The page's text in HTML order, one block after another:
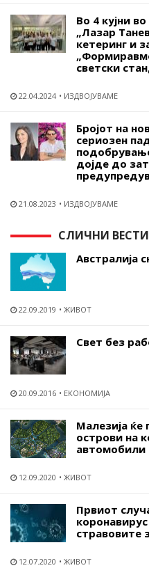
Во 4 кујни
„Лазар
кетеринг и
светски
22.04.2024 ИЗДВОЈУВАМЕ
Бројот на
сериозен
дојде до
21.08.2023 ИЗДВОЈУВАМЕ
СЛИЧНИ ВЕСТИ
Австралија
22.09.2019 ЖИВОТ
Свет без
20.09.2016 ЕКОНОМИЈА
Малезија ќе
острови на
автомобили
12.09.2020 ЖИВОТ
Првиот
стравовите
12.07.2020 ЖИВОТ